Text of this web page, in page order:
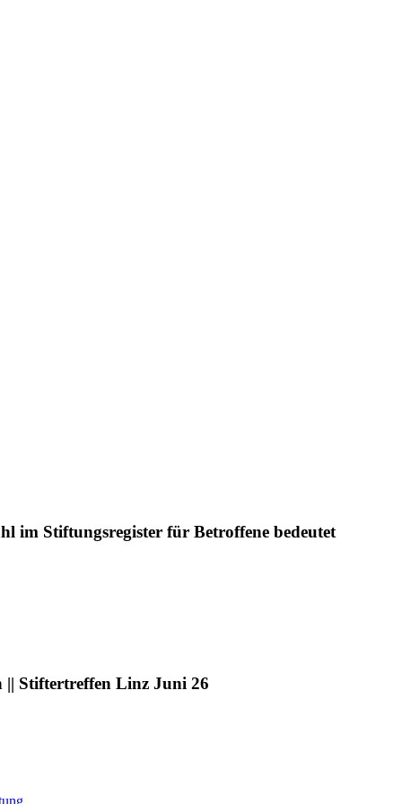
im Stiftungsregister für Betroffene bedeutet
Stiftertreffen Linz Juni 26
V.